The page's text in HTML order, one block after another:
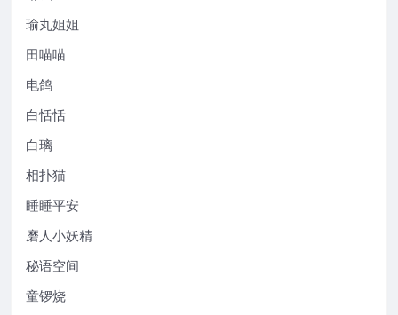
瑜丸姐姐
田喵喵
电鸽
白恬恬
白璃
相扑猫
睡睡平安
磨人小妖精
秘语空间
童锣烧